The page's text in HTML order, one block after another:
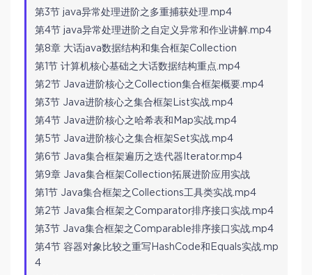
第3节 java异常处理进阶之多重捕获处理.mp4
第4节 java异常处理进阶之自定义异常和作业讲解.mp4
第8章 大话java数据结构和集合框架Collection
第1节 计算机核心基础之大话数据结构重点.mp4
第2节 Java进阶核心之Collection集合框架概要.mp4
第3节 Java进阶核心之集合框架List实战.mp4
第4节 Java进阶核心之哈希表和Map实战.mp4
第5节 Java进阶核心之集合框架Set实战.mp4
第6节 Java集合框架遍历之迭代器Iterator.mp4
第9章 Java集合框架Collection拓展进阶应用实战
第1节 Java集合框架之Collections工具类实战.mp4
第2节 Java集合框架之Comparator排序接口实战.mp4
第3节 Java集合框架之Comparable排序接口实战.mp4
第4节 容器对象比较之重写HashCode和Equals实战.mp
4